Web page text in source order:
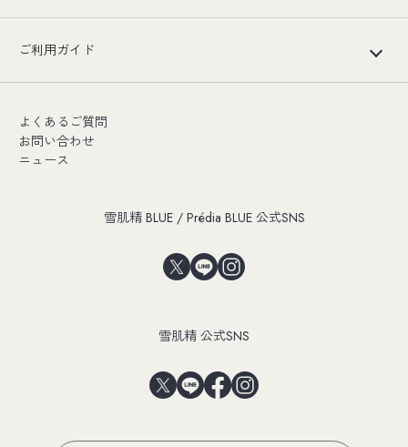
ご利用ガイド
よくあるご質問
お問い合わせ
ニュース
雪肌精 BLUE / Prédia BLUE 公式SNS
雪肌精 公式SNS